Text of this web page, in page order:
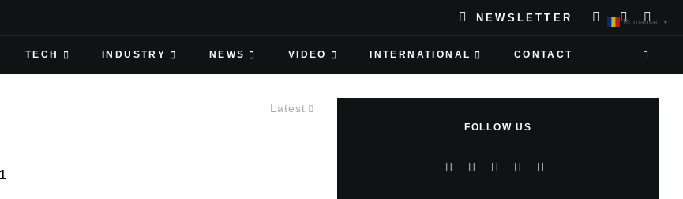
NEWSLETTER
TECH INDUSTRY NEWS VIDEO INTERNATIONAL CONTACT
Latest
FOLLOW US
Romanian ▼